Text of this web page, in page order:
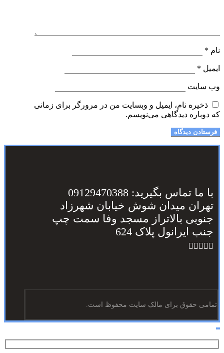
نام *
ایمیل *
وب‌ سایت
ذخیره نام، ایمیل و وبسایت من در مرورگر برای زمانی
که دوباره دیدگاهی می‌نویسم.
با ما تماس بگیرید: 09129470388
تهران میدان شوش خیابان شهرزاد
جنوبی بالاتراز مسجد وفا سمت چپ
جنب ایرانول پلاک 624
تمامی حقوق برای مالک سایت محفوظ است.